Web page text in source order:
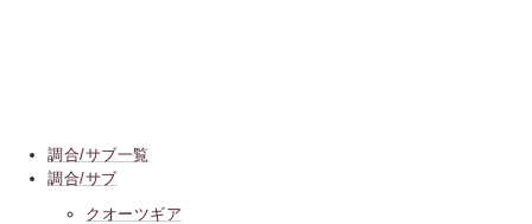
調合/サブ一覧
調合/サブ
クオーツギア